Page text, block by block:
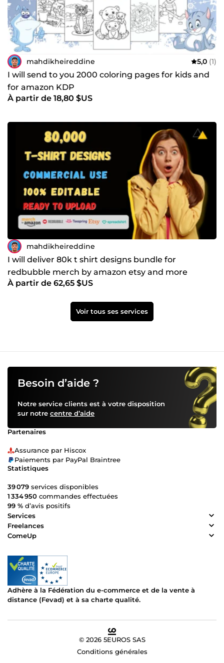
mahdikheireddine 5,0 (1)
I will send to you 2000 coloring pages for kids and
for amazon KDP
À partir de 18,80 $US
mahdikheireddine
I will deliver 80k t shirt designs bundle for
redbubble merch by amazon etsy and more
À partir de 62,65 $US
Voir tous ses services
Besoin d’aide ?
Notre service clients est à votre disposition
sur notre centre d’aide
Partenaires
Assurance par Hiscox
Paiements par PayPal Braintree
Statistiques
39 079 services disponibles
1 334 950 commandes effectuées
99 % d’avis positifs
Services
Freelances
ComeUp
Adhère à la Fédération du e-commerce et de la vente à
distance (Fevad) et à sa charte qualité.
© 2026 5EUROS SAS
Conditions générales